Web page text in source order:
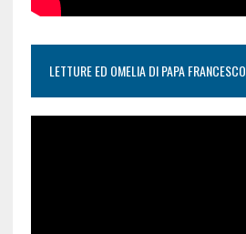
LETTURE ED OMELIA DI PAPA FRANCESCO